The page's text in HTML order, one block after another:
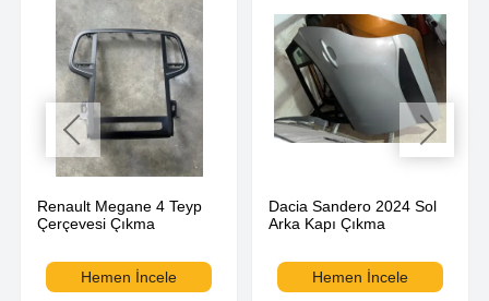
Renault Megane 4 Teyp
Çerçevesi Çıkma
Hemen İncele
Dacia Sandero 2024 Sol
Arka Kapı Çıkma
Hemen İncele